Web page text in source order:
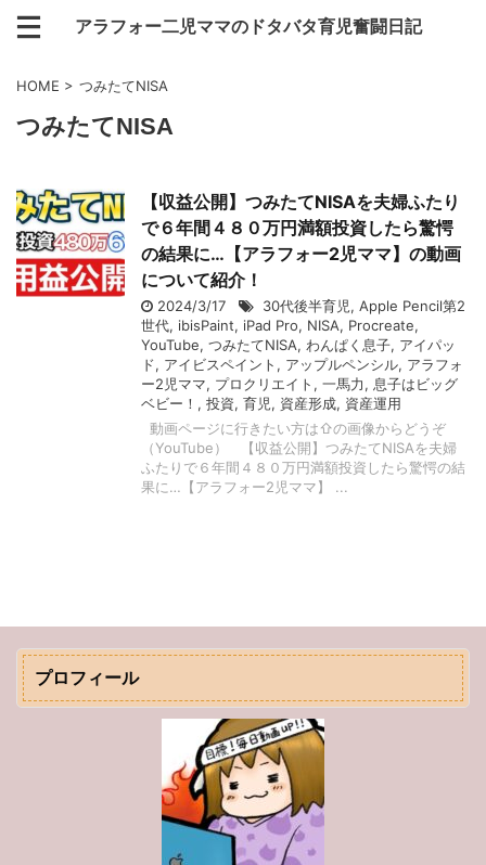
アラフォー二児ママのドタバタ育児奮闘日記
HOME > つみたてNISA
つみたてNISA
【収益公開】つみたてNISAを夫婦ふたり
で６年間４８０万円満額投資したら驚愕
の結果に…【アラフォー2児ママ】の動画
について紹介！
2024/3/17 30代後半育児, Apple Pencil第2
世代, ibisPaint, iPad Pro, NISA, Procreate,
YouTube, つみたてNISA, わんぱく息子, アイパッ
ド, アイビスペイント , アップルペンシル, アラフォ
ー2児ママ, プロクリエイト , 一馬力, 息子はビッグ
ベビー！ , 投資, 育児, 資産形成, 資産運用
動画ページに行きたい方は⇧の画像からどうぞ
（YouTube） 【収益公開】つみたてNISAを夫婦
ふたりで６年間４８０万円満額投資したら驚愕の結
果に…【アラフォー2児ママ】 ...
プロフィール